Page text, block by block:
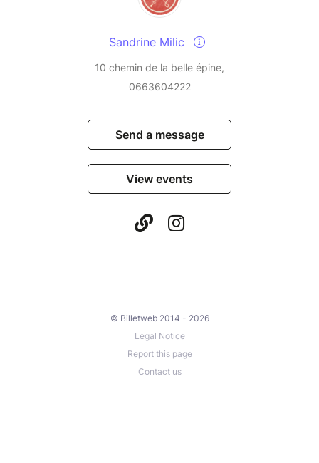
Sandrine Milic
10 chemin de la belle épine,
0663604222
Send a message
View events
© Billetweb 2014 - 2026
Legal Notice
Report this page
Contact us